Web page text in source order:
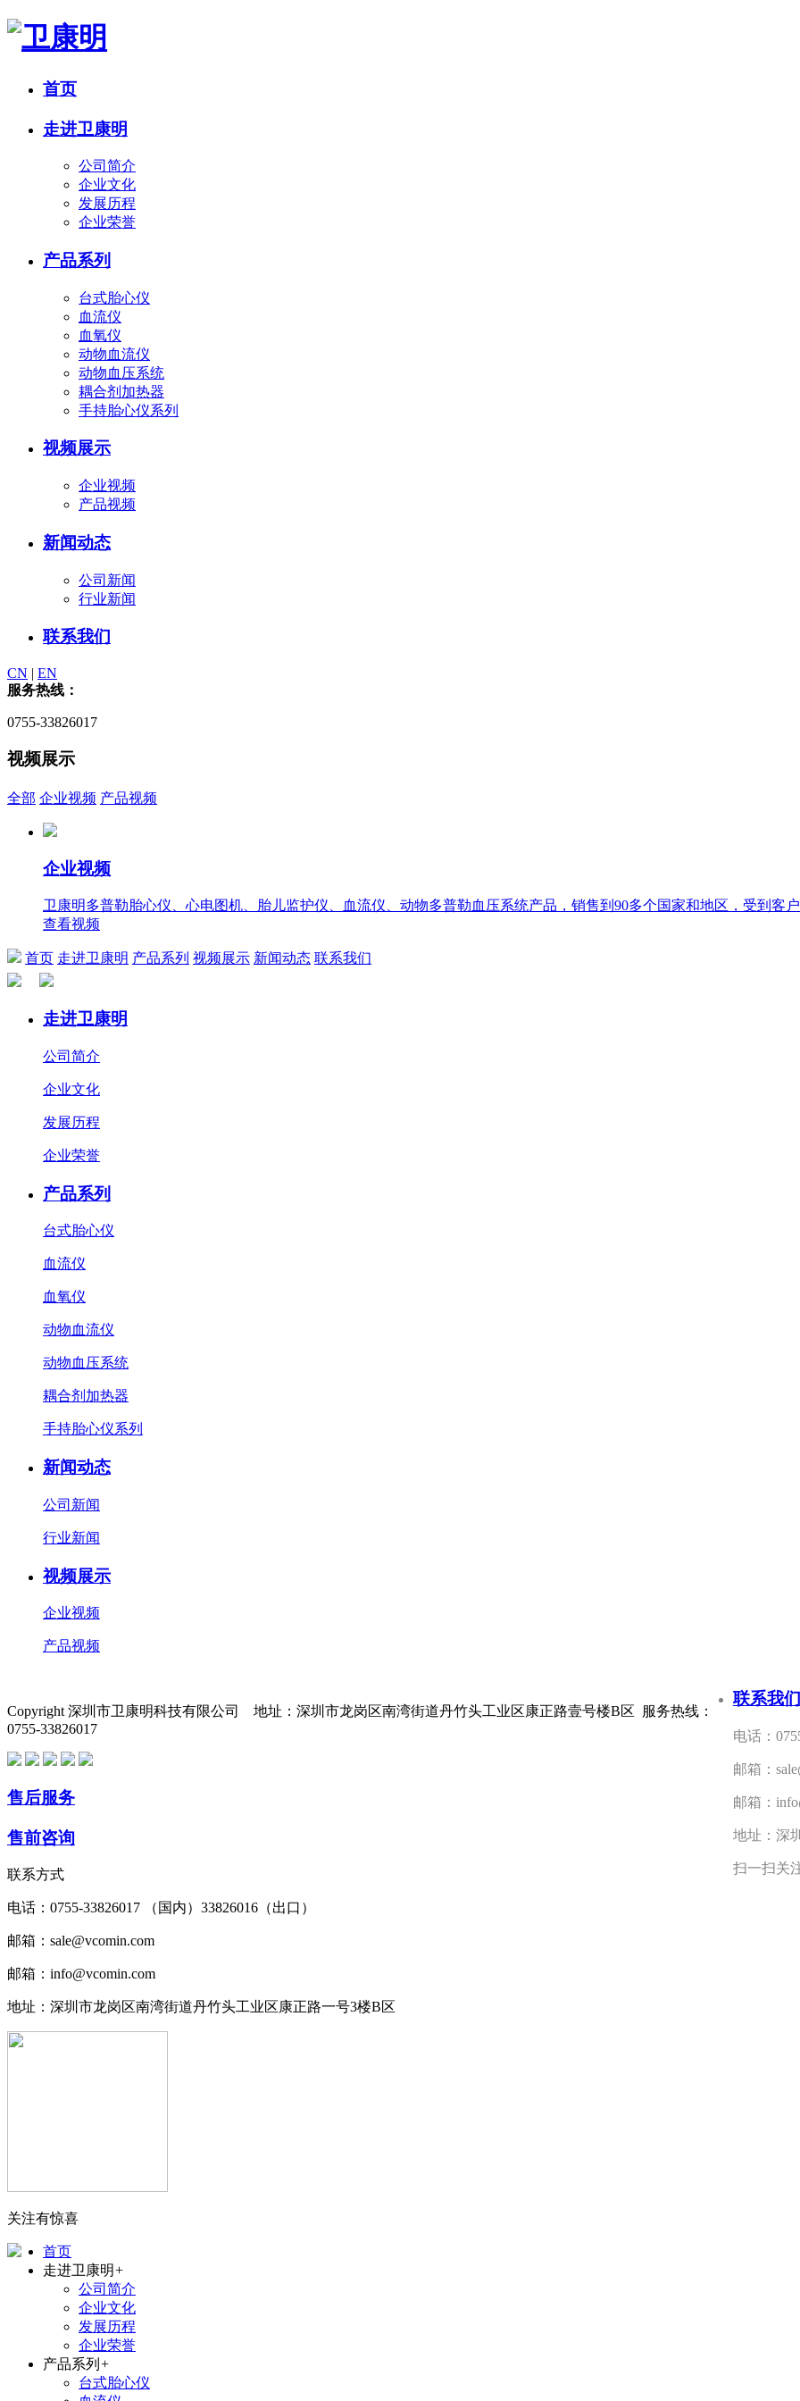
首页
走进卫康明
公司简介
企业文化
发展历程
企业荣誉
产品系列
台式胎心仪
血流仪
血氧仪
动物血流仪
动物血压系统
耦合剂加热器
手持胎心仪系列
视频展示
企业视频
产品视频
新闻动态
公司新闻
行业新闻
联系我们
CN | EN
服务热线：
0755-33826017
视频展示
全部 企业视频 产品视频
企业视频
卫康明多普勒胎心仪、心电图机、胎儿监护仪、血流仪、动物多普勒血压系统产品，销售到90多个国家和地区，受到客户
查看视频
首页 走进卫康明 产品系列 视频展示 新闻动态 联系我们
走进卫康明
公司简介
企业文化
发展历程
企业荣誉
产品系列
台式胎心仪
血流仪
血氧仪
动物血流仪
动物血压系统
耦合剂加热器
手持胎心仪系列
新闻动态
公司新闻
行业新闻
视频展示
企业视频
产品视频
联系我们
电话：
邮箱：
邮箱：
地址：深
扫一扫关
Copyright 深圳市卫康明科技有限公司 地址：深圳市龙岗区南湾街道丹竹头工业区康正路壹号楼B区 服务热线：
0755-33826017
售后服务
售前咨询
联系方式
电话：0755-33826017 （国内）33826016（出口）
邮箱：sale@vcomin.com
邮箱：info@vcomin.com
地址：深圳市龙岗区南湾街道丹竹头工业区康正路一号3楼B区
关注有惊喜
首页
走进卫康明+
公司简介
企业文化
发展历程
企业荣誉
产品系列 +
台式胎心仪